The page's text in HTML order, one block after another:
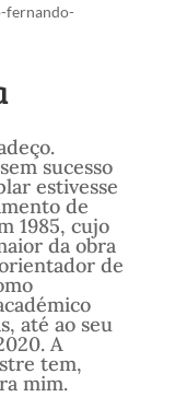
fernando-
sucesso
estivesse
de
1985, cujo
da obra
de
até ao seu
A
tem,
mim.